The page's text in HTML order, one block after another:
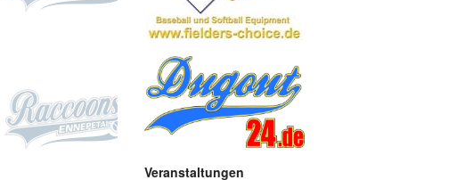
Veranstaltungen